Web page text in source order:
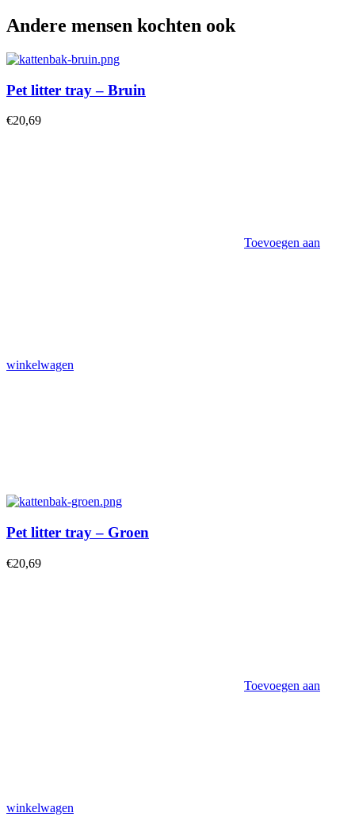
Andere mensen kochten ook
Pet litter tray – Bruin
€20,69
Toevoegen aan
winkelwagen
Pet litter tray – Groen
€20,69
Toevoegen aan
winkelwagen